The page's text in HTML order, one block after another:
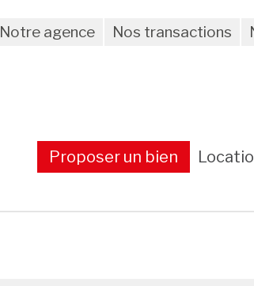
Notre agence Nos transactions
Proposer un bien